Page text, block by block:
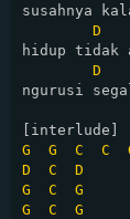
susahnya
D
hidup tidak
D
ngurusi
G
G C C
D
C
D
G
C
G
G
C G